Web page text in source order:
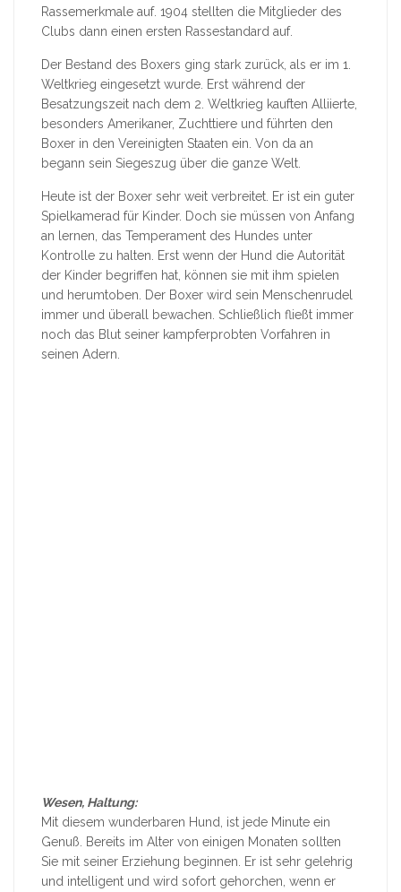
Rassemerkmale auf. 1904 stellten die Mitglieder des
Clubs dann einen ersten Rassestandard auf.
Der Bestand des Boxers ging stark zurück, als er im 1.
Weltkrieg eingesetzt wurde. Erst während der
Besatzungszeit nach dem 2. Weltkrieg kauften Alliierte,
besonders Amerikaner, Zuchttiere und führten den
Boxer in den Vereinigten Staaten ein. Von da an
begann sein Siegeszug über die ganze Welt.
Heute ist der Boxer sehr weit verbreitet. Er ist ein guter
Spielkamerad für Kinder. Doch sie müssen von Anfang
an lernen, das Temperament des Hundes unter
Kontrolle zu halten. Erst wenn der Hund die Autorität
der Kinder begriffen hat, können sie mit ihm spielen
und herumtoben. Der Boxer wird sein Menschenrudel
immer und überall bewachen. Schließlich fließt immer
noch das Blut seiner kampferprobten Vorfahren in
seinen Adern.
Wesen, Haltung:
Mit diesem wunderbaren Hund, ist jede Minute ein
Genuß. Bereits im Alter von einigen Monaten sollten
Sie mit seiner Erziehung beginnen. Er ist sehr gelehrig
und intelligent und wird sofort gehorchen, wenn er